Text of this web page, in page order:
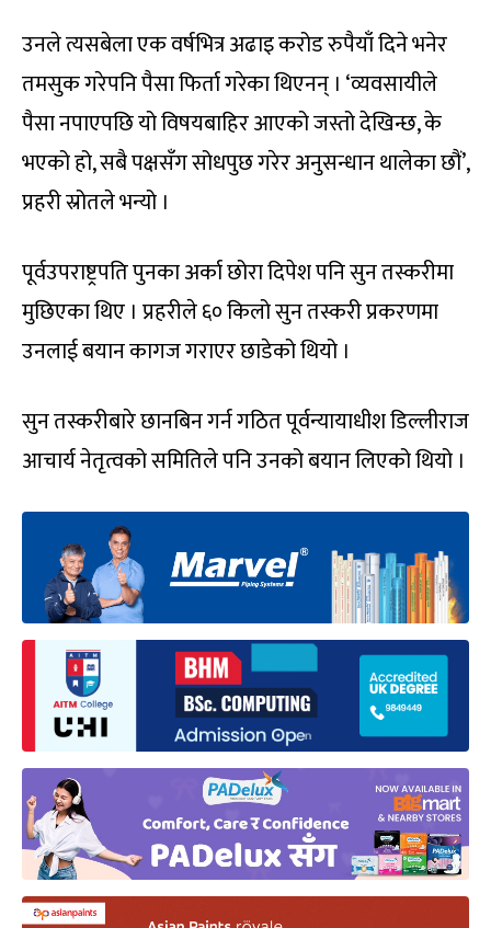
उनले त्यसबेला एक वर्षभित्र अढाइ करोड रुपैयाँ दिने भनेर
तमसुक गरेपनि पैसा फिर्ता गरेका थिएनन् । ‘व्यवसायीले
पैसा नपाएपछि यो विषयबाहिर आएको जस्तो देखिन्छ, के
भएको हो, सबै पक्षसँग सोधपुछ गरेर अनुसन्धान थालेका छौं’,
प्रहरी स्रोतले भन्यो ।
पूर्वउपराष्ट्रपति पुनका अर्का छोरा दिपेश पनि सुन तस्करीमा
मुछिएका थिए । प्रहरीले ६० किलो सुन तस्करी प्रकरणमा
उनलाई बयान कागज गराएर छाडेको थियो ।
सुन तस्करीबारे छानबिन गर्न गठित पूर्वन्यायाधीश डिल्लीराज
आचार्य नेतृत्वको समितिले पनि उनको बयान लिएको थियो ।